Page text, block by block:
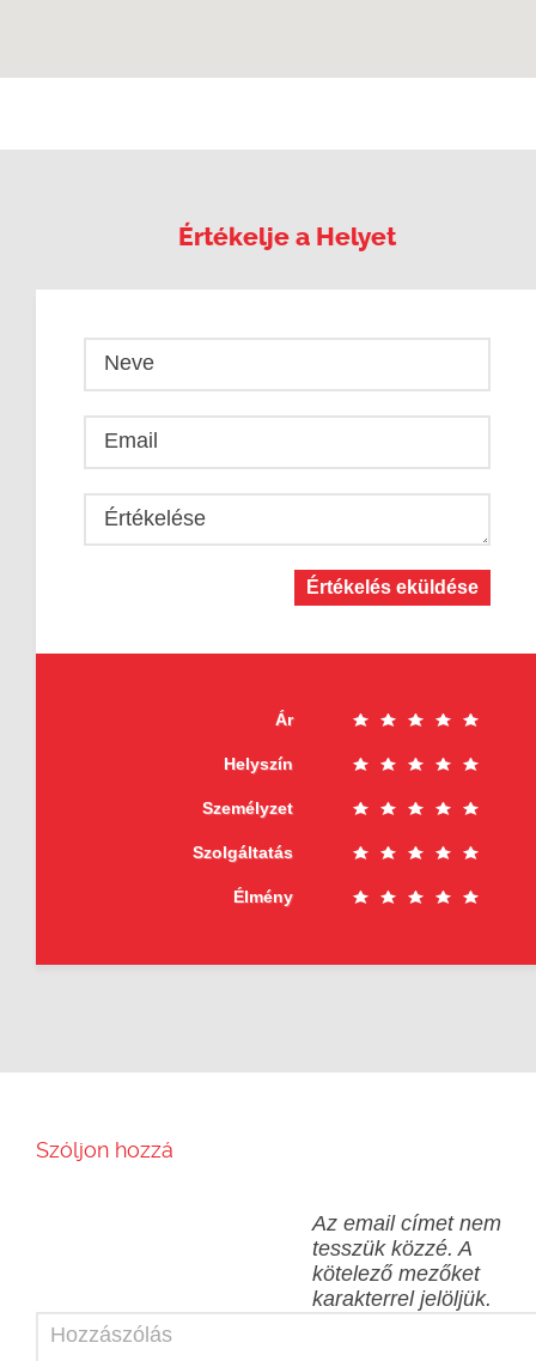
Értékelje a Helyet
Neve
Email
Értékelése
Értékelés eküldése
Ár
Helyszín
Személyzet
Szolgáltatás
Élmény
Szóljon hozzá
Az email címet nem
tesszük közzé. A
kötelező mezőket
karakterrel jelöljük.
Hozzászólás